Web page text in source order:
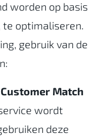
worden op basis
te optimaliseren.
gebruik van de
Match
wordt
deze